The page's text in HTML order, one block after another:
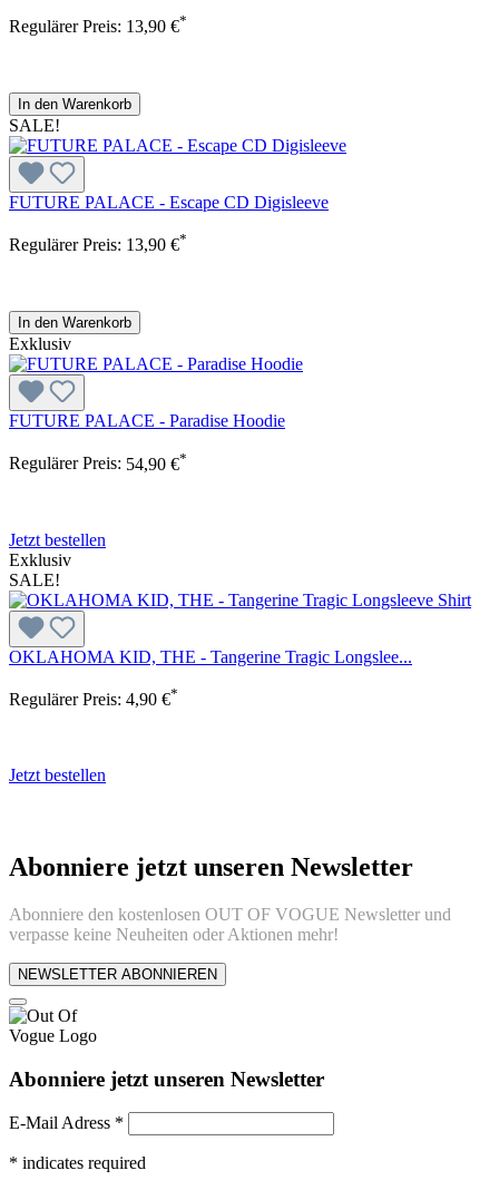
Regulärer Preis: 13,90 €*
In den Warenkorb
SALE!
FUTURE PALACE - Escape CD Digisleeve
Regulärer Preis: 13,90 €*
In den Warenkorb
Exklusiv
FUTURE PALACE - Paradise Hoodie
Regulärer Preis: 54,90 €*
Jetzt bestellen
Exklusiv
SALE!
OKLAHOMA KID, THE - Tangerine Tragic Longslee...
Regulärer Preis: 4,90 €*
Jetzt bestellen
Abonniere jetzt unseren Newsletter
Abonniere den kostenlosen OUT OF VOGUE Newsletter und
verpasse keine Neuheiten oder Aktionen mehr!
NEWSLETTER ABONNIEREN
Abonniere jetzt unseren Newsletter
E-Mail Adress *
* indicates required